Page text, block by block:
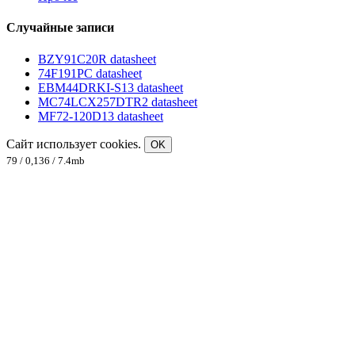
Случайные записи
BZY91C20R datasheet
74F191PC datasheet
EBM44DRKI-S13 datasheet
MC74LCX257DTR2 datasheet
MF72-120D13 datasheet
Сайт использует cookies.
OK
79 / 0,136 / 7.4mb